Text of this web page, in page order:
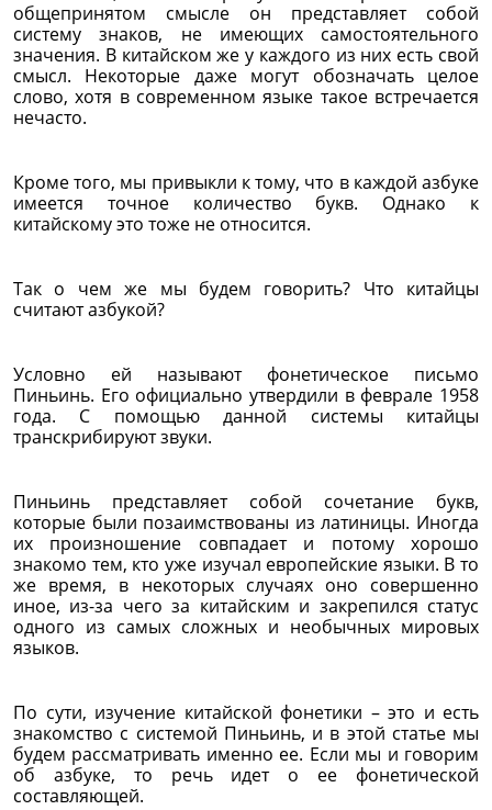
общепринятом смысле он представляет собой
систему знаков, не имеющих самостоятельного
значения. В китайском же у каждого из них есть свой
смысл. Некоторые даже могут обозначать целое
слово, хотя в современном языке такое встречается
нечасто.
Кроме того, мы привыкли к тому, что в каждой азбуке
имеется точное количество букв. Однако к
китайскому это тоже не относится.
Так о чем же мы будем говорить? Что китайцы
считают азбукой?
Условно ей называют фонетическое письмо
Пиньинь. Его официально утвердили в феврале 1958
года. С помощью данной системы китайцы
транскрибируют звуки.
Пиньинь представляет собой сочетание букв,
которые были позаимствованы из латиницы. Иногда
их произношение совпадает и потому хорошо
знакомо тем, кто уже изучал европейские языки. В то
же время, в некоторых случаях оно совершенно
иное, из-за чего за китайским и закрепился статус
одного из самых сложных и необычных мировых
языков.
По сути, изучение китайской фонетики – это и есть
знакомство с системой Пиньинь, и в этой статье мы
будем рассматривать именно ее. Если мы и говорим
об азбуке, то речь идет о ее фонетической
составляющей.